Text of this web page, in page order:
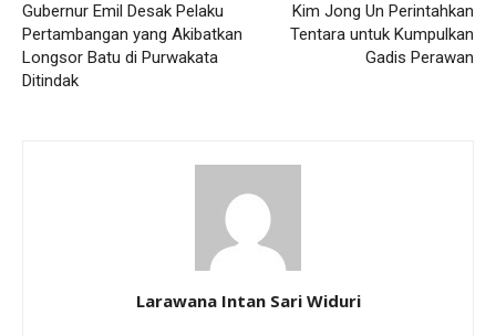
Gubernur Emil Desak Pelaku
Pertambangan yang Akibatkan
Longsor Batu di Purwakata
Ditindak
Kim Jong Un Perintahkan
Tentara untuk Kumpulkan
Gadis Perawan
Larawana Intan Sari Widuri